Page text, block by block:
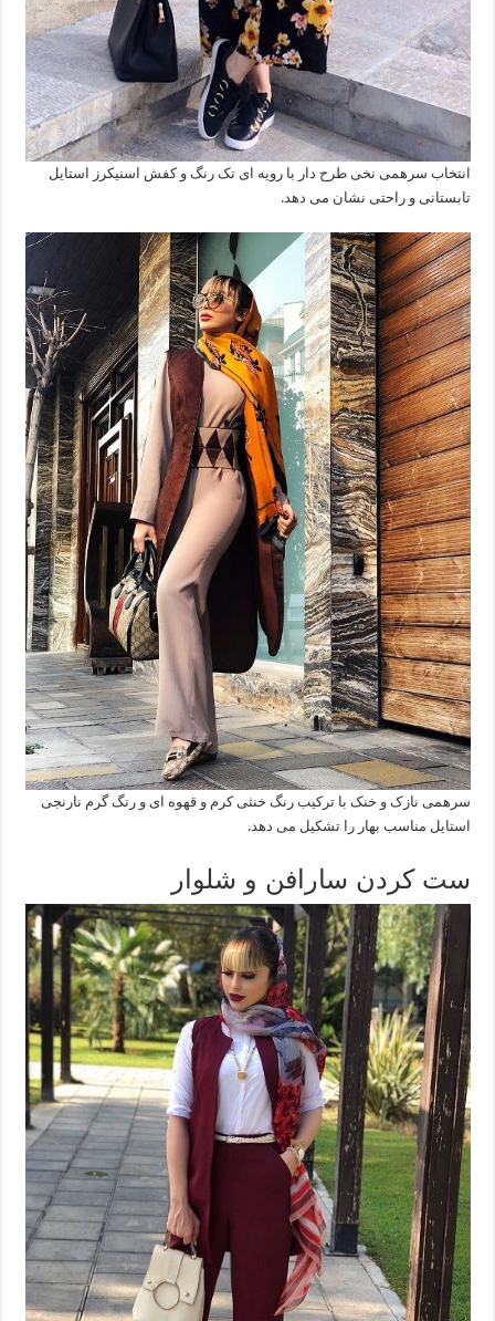
انتخاب سرهمی نخی طرح دار با رویه ای تک رنگ و کفش اسنیکرز استایل
تابستانی و راحتی نشان می دهد.
سرهمی نازک و خنک با ترکیب رنگ خنثی کرم و قهوه ای و رنگ گرم نارنجی
استایل مناسب بهار را تشکیل می دهد.
ست کردن سارافن و شلوار